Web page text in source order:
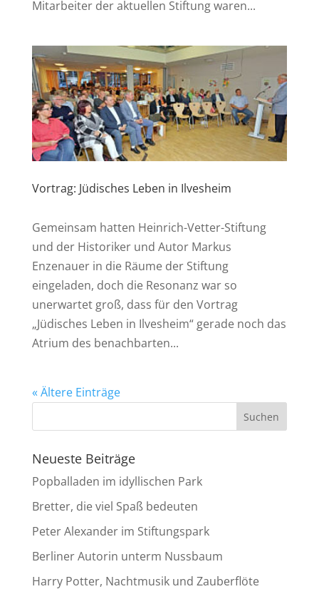
Mitarbeiter der aktuellen Stiftung waren...
Vortrag: Jüdisches Leben in Ilvesheim
Gemeinsam hatten Heinrich-Vetter-Stiftung
und der Historiker und Autor Markus
Enzenauer in die Räume der Stiftung
eingeladen, doch die Resonanz war so
unerwartet groß, dass für den Vortrag
„Jüdisches Leben in Ilvesheim“ gerade noch das
Atrium des benachbarten...
« Ältere Einträge
Neueste Beiträge
Popballaden im idyllischen Park
Bretter, die viel Spaß bedeuten
Peter Alexander im Stiftungspark
Berliner Autorin unterm Nussbaum
Harry Potter, Nachtmusik und Zauberflöte